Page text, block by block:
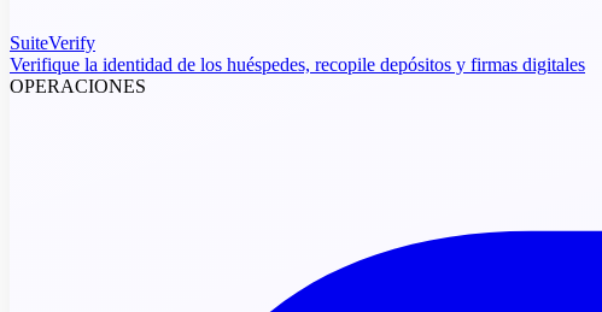
SuiteVerify
Verifique la identidad de los huéspedes, recopile depósitos y firmas digitales
OPERACIONES